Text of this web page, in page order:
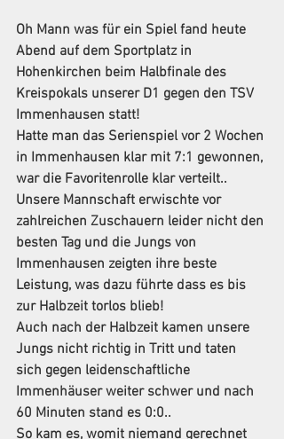
Oh Mann was für ein Spiel fand heute
Abend auf dem Sportplatz in
Hohenkirchen beim Halbfinale des
Kreispokals unserer D1 gegen den TSV
Immenhausen statt!
Hatte man das Serienspiel vor 2 Wochen
in Immenhausen klar mit 7:1 gewonnen,
war die Favoritenrolle klar verteilt..
Unsere Mannschaft erwischte vor
zahlreichen Zuschauern leider nicht den
besten Tag und die Jungs von
Immenhausen zeigten ihre beste
Leistung, was dazu führte dass es bis
zur Halbzeit torlos blieb!
Auch nach der Halbzeit kamen unsere
Jungs nicht richtig in Tritt und taten
sich gegen leidenschaftliche
Immenhäuser weiter schwer und nach
60 Minuten stand es 0:0..
So kam es, womit niemand gerechnet